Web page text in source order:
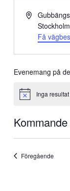
Adress
Stockholm
Få
Evenemang på
Notis Inga
Kommande
Föregående